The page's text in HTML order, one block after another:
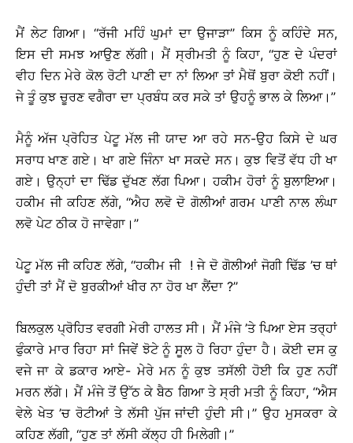
ਮੈਂ ਲੇਟ ਗਿਆ। ‘‘ਰੱਜੀ ਮਹਿੰ ਘੁਮਾਂ ਦਾ ਉਜਾੜਾ’’ ਕਿਸ ਨੂੰ ਕਹਿੰਦੇ ਸਨ,
ਇਸ ਦੀ ਸਮਝ ਆਉਣ ਲੱਗੀ। ਮੈਂ ਸ੍ਰੀਮਤੀ ਨੂੰ ਕਿਹਾ, ‘‘ਹੁਣ ਦੇ ਪੰਦਰਾਂ
ਵੀਹ ਦਿਨ ਮੇਰੇ ਕੋਲ ਰੋਟੀ ਪਾਣੀ ਦਾ ਨਾਂ ਲਿਆ ਤਾਂ ਮੈਥੋਂ ਬੁਰਾ ਕੋਈ ਨਹੀਂ।
ਜੇ ਤੂੰ ਕੁਝ ਚੂਰਣ ਵਗੈਰਾ ਦਾ ਪ੍ਰਬੰਧ ਕਰ ਸਕੇ ਤਾਂ ਉਹਨੂੰ ਭਾਲ ਕੇ ਲਿਆ।’’
ਮੈਨੂੰ ਅੱਜ ਪ੍ਰੋਹਿਤ ਪੇਟੂ ਮੱਲ ਜੀ ਯਾਦ ਆ ਰਹੇ ਸਨ-ਉਹ ਕਿਸੇ ਦੇ ਘਰ
ਸਰਾਧ ਖਾਣ ਗਏ। ਖਾ ਗਏ ਜਿੰਨਾ ਖਾ ਸਕਦੇ ਸਨ। ਕੁਝ ਵਿਤੋਂ ਵੱਧ ਹੀ ਖਾ
ਗਏ। ਉਨ੍ਹਾਂ ਦਾ ਢਿੱਡ ਦੁੱਖਣ ਲੱਗ ਪਿਆ। ਹਕੀਮ ਹੋਰਾਂ ਨੂੰ ਬੁਲਾਇਆ।
ਹਕੀਮ ਜੀ ਕਹਿਣ ਲੱਗੇ, ‘‘ਐਹ ਲਵੋ ਦੋ ਗੋਲੀਆਂ ਗਰਮ ਪਾਣੀ ਨਾਲ ਲੰਘਾ
ਲਵੋ ਪੇਟ ਠੀਕ ਹੋ ਜਾਵੇਗਾ।’’
ਪੇਟੂ ਮੱਲ ਜੀ ਕਹਿਣ ਲੱਗੇ, ‘‘ਹਕੀਮ ਜੀ ! ਜੇ ਦੋ ਗੋਲੀਆਂ ਜੋਗੀ ਢਿੱਡ ’ਚ ਥਾਂ
ਹੁੰਦੀ ਤਾਂ ਮੈਂ ਦੋ ਬੁਰਕੀਆਂ ਖੀਰ ਨਾ ਹੋਰ ਖਾ ਲੈਂਦਾ ?’’
ਬਿਲਕੁਲ ਪ੍ਰੋਹਿਤ ਵਰਗੀ ਮੇਰੀ ਹਾਲਤ ਸੀ। ਮੈਂ ਮੰਜੇ ’ਤੇ ਪਿਆ ਏਸ ਤਰ੍ਹਾਂ
ਫੁੰਕਾਰੇ ਮਾਰ ਰਿਹਾ ਸਾਂ ਜਿਵੇਂ ਝੋਟੇ ਨੂੰ ਸੂਲ ਹੋ ਰਿਹਾ ਹੁੰਦਾ ਹੈ। ਕੋਈ ਦਸ ਕੁ
ਵਜੇ ਜਾ ਕੇ ਡਕਾਰ ਆਏ- ਮੇਰੇ ਮਨ ਨੂੰ ਕੁਝ ਤਸੱਲੀ ਹੋਈ ਕਿ ਹੁਣ ਨਹੀਂ
ਮਰਨ ਲੱਗੇ। ਮੈਂ ਮੰਜੇ ਤੋਂ ਉੱਠ ਕੇ ਬੈਠ ਗਿਆ ਤੇ ਸ੍ਰੀ ਮਤੀ ਨੂੰ ਕਿਹਾ, ‘‘ਐਸ
ਵੇਲੇ ਖੇਤ ’ਚ ਰੋਟੀਆਂ ਤੇ ਲੱਸੀ ਪੁੱਜ ਜਾਂਦੀ ਹੁੰਦੀ ਸੀ।’’ ਉਹ ਮੁਸਕਰਾ ਕੇ
ਕਹਿਣ ਲੱਗੀ, ‘‘ਹੁਣ ਤਾਂ ਲੱਸੀ ਕੱਲ੍ਹ ਹੀ ਮਿਲੇਗੀ।’’